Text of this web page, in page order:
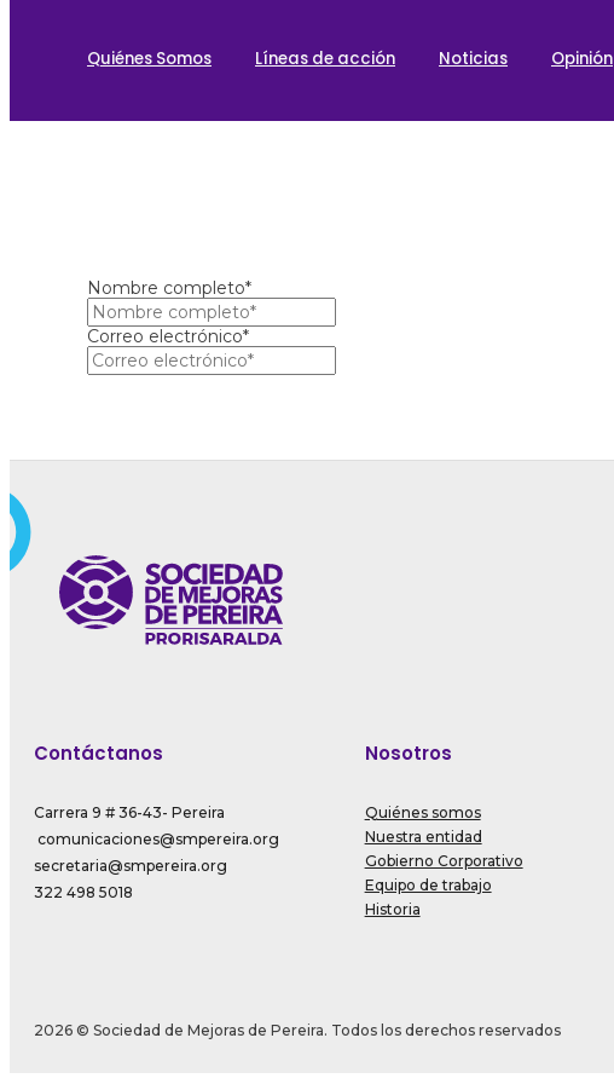
Quiénes Somos Líneas de acción Noticias Opinión
Nombre completo*
Correo electrónico*
Contáctanos
Carrera 9 # 36-43- Pereira
comunicaciones@smpereira.org
secretaria@smpereira.org
322 498 5018
Nosotros
Quiénes somos
Nuestra entidad
Gobierno Corporativo
Equipo de trabajo
Historia
2026 © Sociedad de Mejoras de Pereira. Todos los derechos reservados